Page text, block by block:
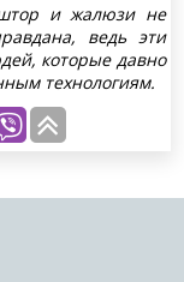
штор и жалюзи не
ведь эти
которые давно
технологиям.